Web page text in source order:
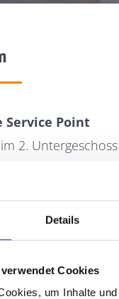
Details
Cookies
um Inhalte
Service Point
2. Untergeschoss
79 119
111 10
928